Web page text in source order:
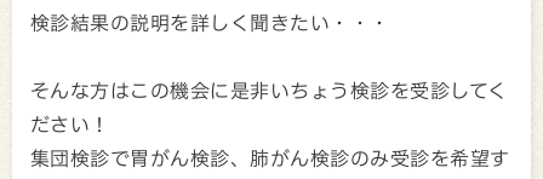
検診結果の説明を詳しく聞きたい・・・
そんな方はこの機会に是非いちょう検診を受診してく
ださい！
集団検診で胃がん検診、肺がん検診のみ受診を希望す